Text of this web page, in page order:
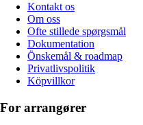
Kontakt os
Om oss
Ofte stillede spørgsmål
Dokumentation
Önskemål & roadmap
Privatlivspolitik
Köpvillkor
For arrangører